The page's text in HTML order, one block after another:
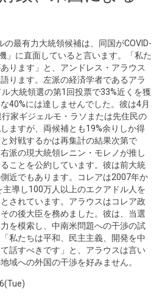
の最有力大統領候補は、同国がCOVID-
」に直面していると言います。「私た
ります」と、アンドレス・アラウス
ります。左派の経済学者であるアラ
大統領選の第1回投票で33%近くを獲
40%には達しませんでした。彼は4月
家ギジェルモ・ラソまたは先住民の
ますが、両候補とも19%余りしか得
対戦するかは再集計の結果次第で
派の現大統領レニン・モレノが推し
ことを公約しています。彼は前大統
近でもあります。コレアは2007年か
導し100万人以上のエクアドル人を
されています。アラウスはコレア政
の後大臣を務めました。彼は、当選
を模索し、中南米問題への干渉の試
私たちは平和、民主主義、開発を中
話すべきです」と、アラウスは言い
域への外国の干渉を好みません。